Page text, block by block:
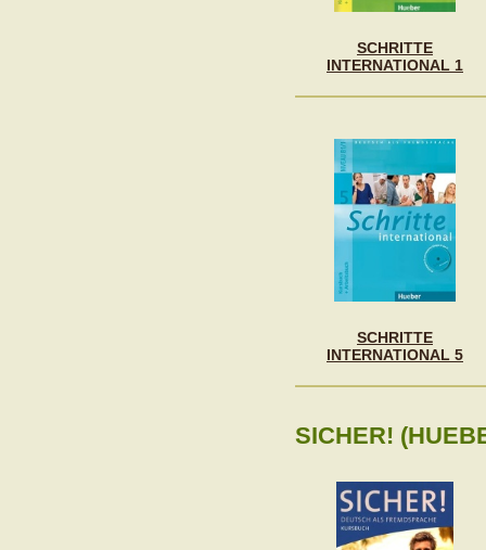
SCHRITTE
INTERNATIONAL 1
SCHRITTE
INTERNATIONAL 5
SICHER!